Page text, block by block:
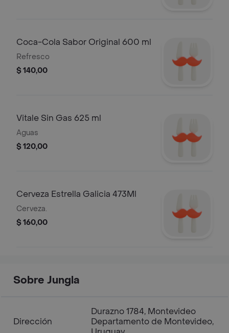
Coca-Cola Sabor Original 600 ml
Refresco
$ 140,00
Vitale Sin Gas 625 ml
Aguas
$ 120,00
Cerveza Estrella Galicia 473Ml
Cerveza.
$ 160,00
Sobre Jungla
Dirección
Durazno 1784, Montevideo
Departamento de Montevideo,